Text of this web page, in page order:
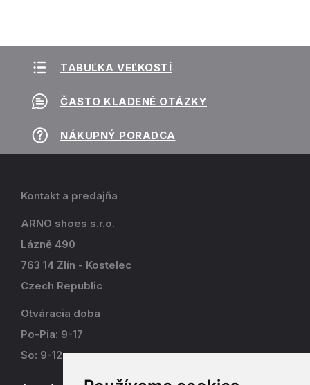
TABUĽKA VEĽKOSTÍ
ČASTO KLADENÉ OTÁZKY
NÁKUPNÝ PORADCA
Kontakt a predajňa
ARNO shoes s.r.o.
Lázně 490
763 14 Zlín - Kostelec
Czech Republic
Otváracia doba
Po-Pia: 9-17
So: 9-12